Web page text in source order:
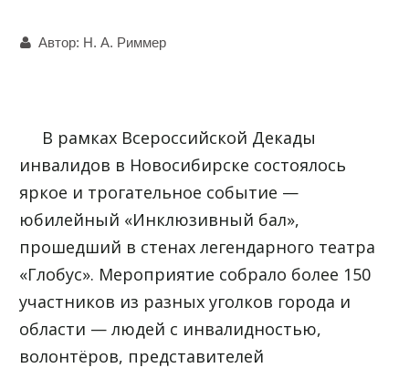
Автор: Н. А. Риммер
В рамках Всероссийской Декады
инвалидов в Новосибирске состоялось
яркое и трогательное событие —
юбилейный «Инклюзивный бал»,
прошедший в стенах легендарного театра
«Глобус». Мероприятие собрало более 150
участников из разных уголков города и
области — людей с инвалидностью,
волонтёров, представителей